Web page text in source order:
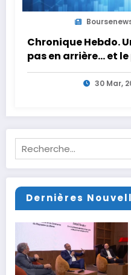
Chronique Hebdo.
pas en arrière… et
30 Mar,
Dernières